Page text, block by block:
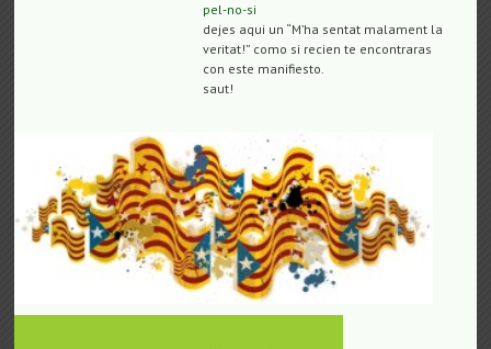
pel-no-si
dejes aqui un “M’ha sentat malament la
veritat!” como si recien te encontraras
con este manifiesto.
saut!